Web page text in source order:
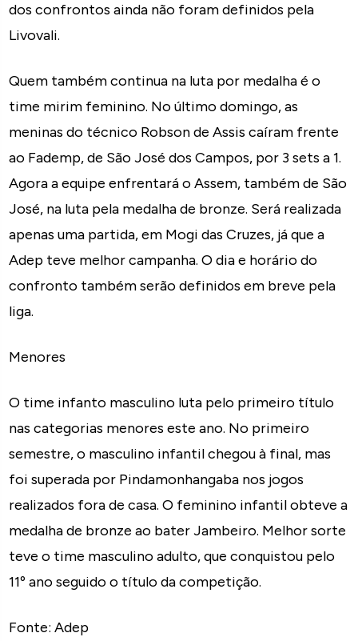
dos confrontos ainda não foram definidos pela
Livovali.
Quem também continua na luta por medalha é o
time mirim feminino. No último domingo, as
meninas do técnico Robson de Assis caíram frente
ao Fademp, de São José dos Campos, por 3 sets a 1.
Agora a equipe enfrentará o Assem, também de São
José, na luta pela medalha de bronze. Será realizada
apenas uma partida, em Mogi das Cruzes, já que a
Adep teve melhor campanha. O dia e horário do
confronto também serão definidos em breve pela
liga.
Menores
O time infanto masculino luta pelo primeiro título
nas categorias menores este ano. No primeiro
semestre, o masculino infantil chegou à final, mas
foi superada por Pindamonhangaba nos jogos
realizados fora de casa. O feminino infantil obteve a
medalha de bronze ao bater Jambeiro. Melhor sorte
teve o time masculino adulto, que conquistou pelo
11º ano seguido o título da competição.
Fonte: Adep